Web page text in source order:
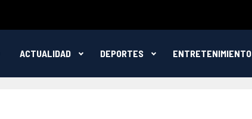
ACTUALIDAD DEPORTES ENTRETENIMIENTO